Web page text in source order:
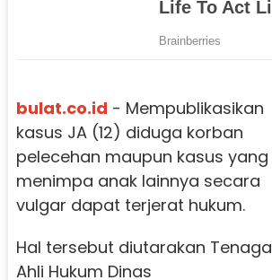
bulat.co.id - Mempublikasikan
kasus JA (12) diduga korban
pelecehan maupun kasus yang
menimpa anak lainnya secara
vulgar dapat terjerat hukum.
Hal tersebut diutarakan Tenaga
Ahli Hukum Dinas